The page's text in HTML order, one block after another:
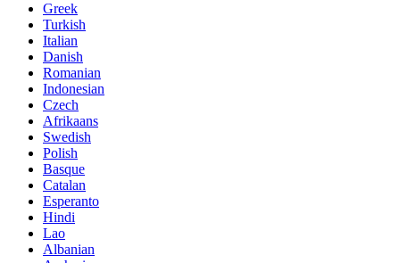
Greek
Turkish
Italian
Danish
Romanian
Indonesian
Czech
Afrikaans
Swedish
Polish
Basque
Catalan
Esperanto
Hindi
Lao
Albanian